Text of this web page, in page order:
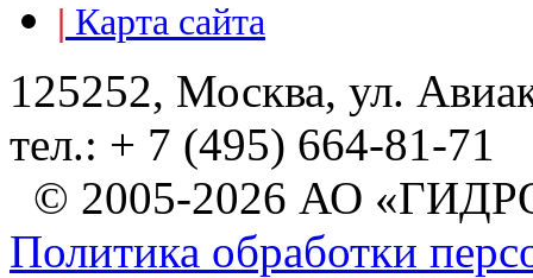
| Карта сайта
125252, Москва, ул.
тел.: + 7 (495) 664-81-71
© 2005-2026 АО
Политика обработки